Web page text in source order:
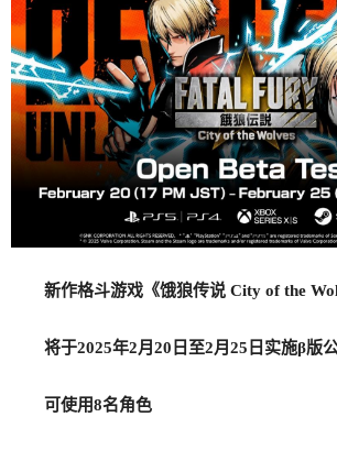
新作格斗游戏《饿狼传说 City of the
将于2025年2月20日至2月25日实施β版公
可使用8名角色